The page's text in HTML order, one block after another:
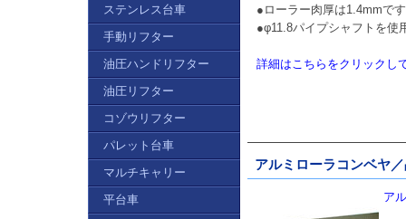
●ローラー肉厚は1.4mmで
●φ11.8パイプシャフトを使
詳細はこちらをクリックし
アルミローラコンベヤ
ア
ステンレス台車
手動リフター
油圧ハンドリフター
油圧リフター
コゾウリフター
パレット台車
マルチキャリー
平台車